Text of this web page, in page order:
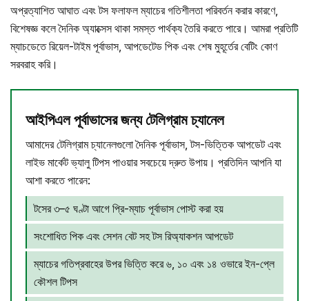
অপ্রত্যাশিত আঘাত এবং টস ফলাফল ম্যাচের গতিশীলতা পরিবর্তন করার কারণে,
বিশেষজ্ঞ কলে দৈনিক অ্যাক্সেস থাকা সমস্ত পার্থক্য তৈরি করতে পারে। আমরা প্রতিটি
ম্যাচডেতে রিয়েল-টাইম পূর্বাভাস, আপডেটেড পিক এবং শেষ মুহূর্তের বেটিং কোণ
সরবরাহ করি।
আইপিএল পূর্বাভাসের জন্য টেলিগ্রাম চ্যানেল
আমাদের টেলিগ্রাম চ্যানেলগুলো দৈনিক পূর্বাভাস, টস-ভিত্তিক আপডেট এবং
লাইভ মার্কেট ভ্যালু টিপস পাওয়ার সবচেয়ে দ্রুত উপায়। প্রতিদিন আপনি যা
আশা করতে পারেন:
টসের ৩–৫ ঘণ্টা আগে প্রি-ম্যাচ পূর্বাভাস পোস্ট করা হয়
সংশোধিত পিক এবং সেশন বেট সহ টস রিঅ্যাকশন আপডেট
ম্যাচের গতিপ্রবাহের উপর ভিত্তি করে ৬, ১০ এবং ১৪ ওভারে ইন-প্লে
কৌশল টিপস